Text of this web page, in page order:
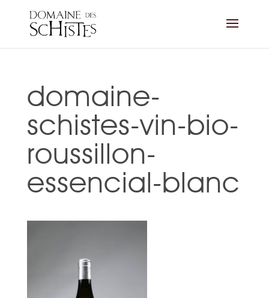
domaine-
schistes-vin-bio-
roussillon-
essencial-blanc